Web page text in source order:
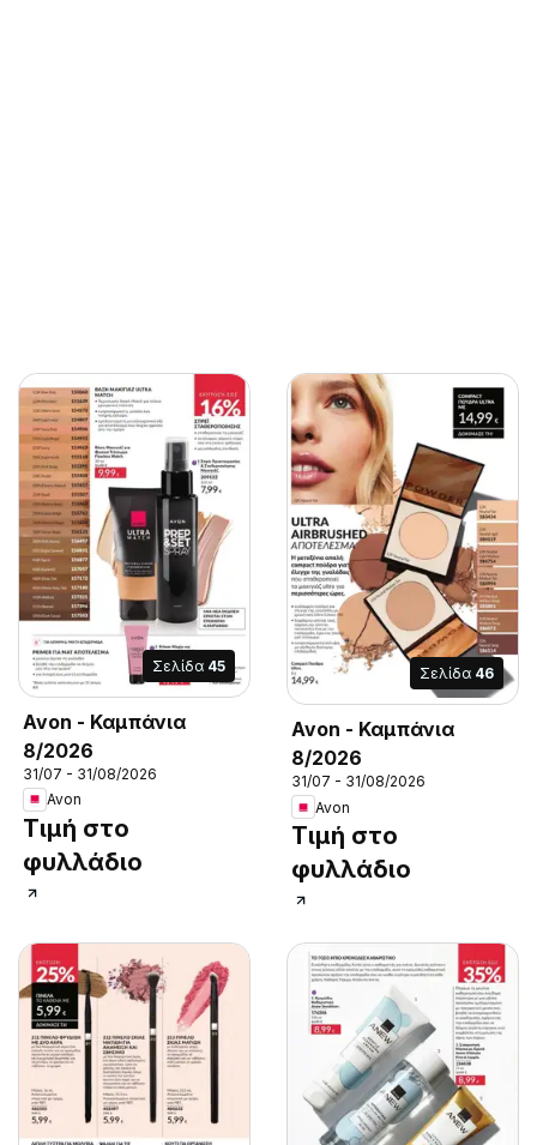
Σελίδα 45
Avon - Καμπάνια
8/2026
31/07 - 31/08/2026
Avon
Τιμή στο
φυλλάδιο
Σελίδα 46
Avon - Καμπάνια
8/2026
31/07 - 31/08/2026
Avon
Τιμή στο
φυλλάδιο